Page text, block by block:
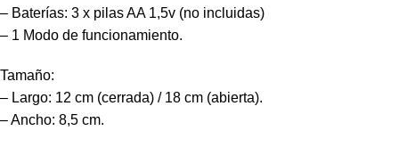
– Baterías: 3 x pilas AA 1,5v (no incluidas)
– 1 Modo de funcionamiento.
Tamaño:
– Largo: 12 cm (cerrada) / 18 cm (abierta).
– Ancho: 8,5 cm.